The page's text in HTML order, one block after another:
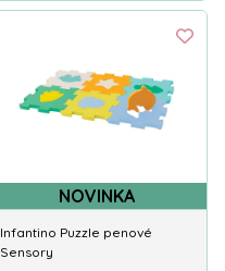
NOVINKA
Infantino Puzzle penové
Sensory